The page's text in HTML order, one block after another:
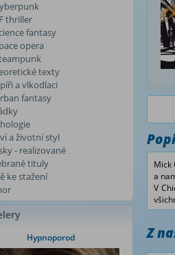
thriller
fantasy
opera
texty
a vlkodlaci
fantasy
a životní styl
- realizované
tituly
ke stažení
Hypnoporod
Mick
a
V
Z